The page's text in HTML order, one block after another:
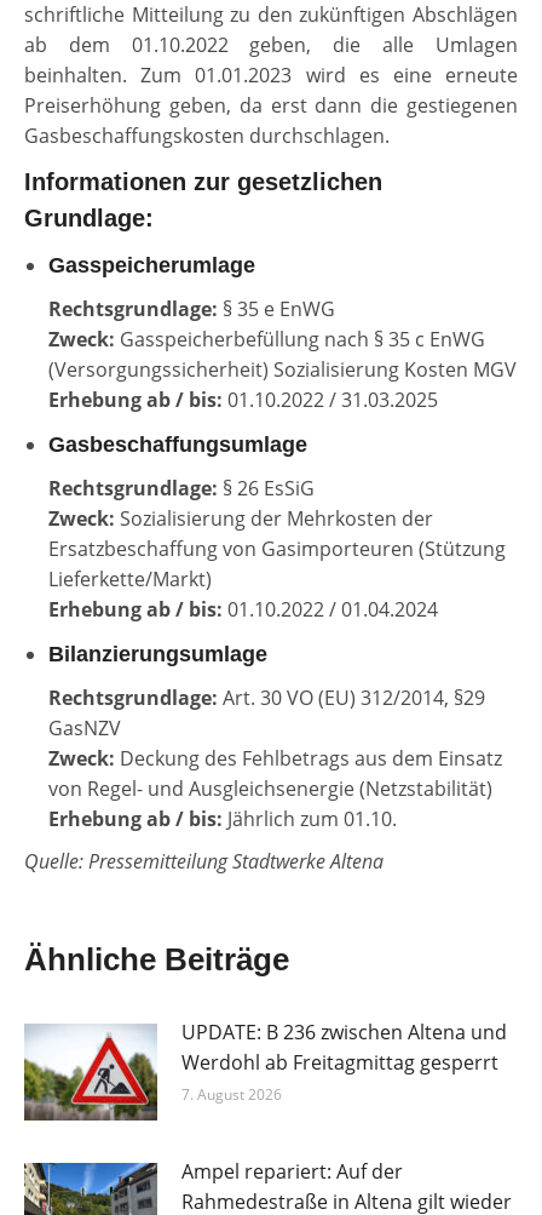
schriftliche Mitteilung zu den zukünftigen Abschlägen
ab dem 01.10.2022 geben, die alle Umlagen
beinhalten. Zum 01.01.2023 wird es eine erneute
Preiserhöhung geben, da erst dann die gestiegenen
Gasbeschaffungskosten durchschlagen.
Informationen zur gesetzlichen
Grundlage:
Gasspeicherumlage
Rechtsgrundlage: § 35 e EnWG
Zweck: Gasspeicherbefüllung nach § 35 c EnWG
(Versorgungssicherheit) Sozialisierung Kosten MGV
Erhebung ab / bis: 01.10.2022 / 31.03.2025
Gasbeschaffungsumlage
Rechtsgrundlage: § 26 EsSiG
Zweck: Sozialisierung der Mehrkosten der
Ersatzbeschaffung von Gasimporteuren (Stützung
Lieferkette/Markt)
Erhebung ab / bis: 01.10.2022 / 01.04.2024
Bilanzierungsumlage
Rechtsgrundlage: Art. 30 VO (EU) 312/2014, §29
GasNZV
Zweck: Deckung des Fehlbetrags aus dem Einsatz
von Regel- und Ausgleichsenergie (Netzstabilität)
Erhebung ab / bis: Jährlich zum 01.10.
Quelle: Pressemitteilung Stadtwerke Altena
Ähnliche Beiträge
UPDATE: B 236 zwischen Altena und
Werdohl ab Freitagmittag gesperrt
7. August 2026
Ampel repariert: Auf der
Rahmedestraße in Altena gilt wieder